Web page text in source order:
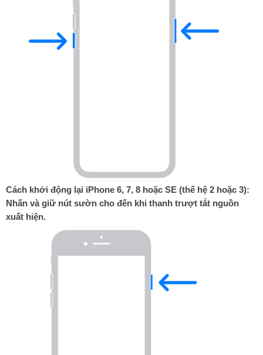
Cách khởi động lại iPhone 6, 7, 8 hoặc SE (thế hệ 2 hoặc 3):
Nhấn và giữ nút sườn cho đến khi thanh trượt tắt nguồn
xuất hiện.